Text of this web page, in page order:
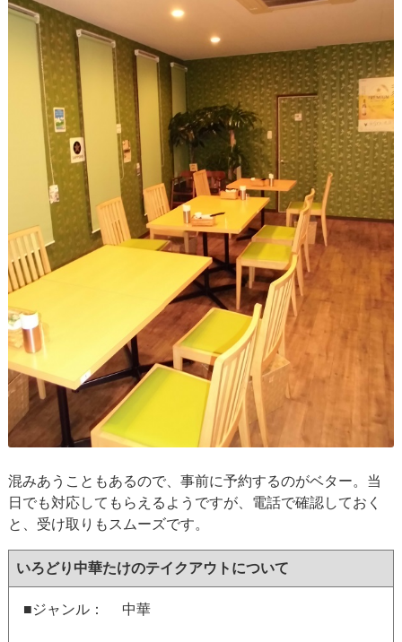
混みあうこともあるので、事前に予約するのがベター。当
日でも対応してもらえるようですが、電話で確認しておく
と、受け取りもスムーズです。
いろどり中華たけのテイクアウトについて
■ジャンル： 中華